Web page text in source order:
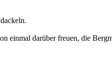
einmal darüber freuen, die